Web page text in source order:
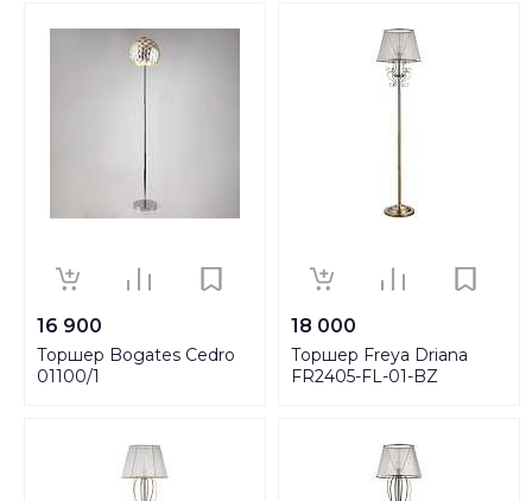
16 900
Торшер Bogates Cedro
01100/1
18 000
Торшер Freya Driana
FR2405-FL-01-BZ